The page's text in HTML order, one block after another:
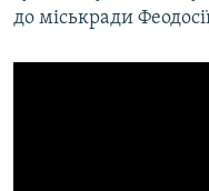
до міськради